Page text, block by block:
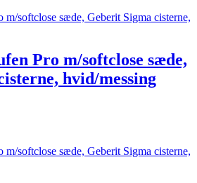
Pro m/softclose sæde,
hvid/messing